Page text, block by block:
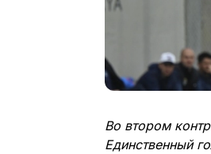
Во втором
Единственный